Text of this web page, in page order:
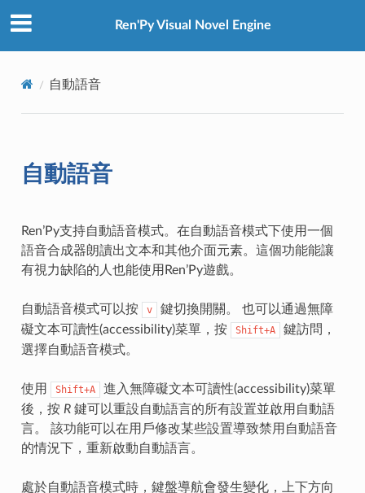
Ren'Py Visual Novel Engine
自動語音
自動語音
Ren’Py支持自動語音模式。在自動語音模式下使用一個
語音合成器朗讀出文本和其他介面元素。這個功能能讓
有視力缺陷的人也能使用Ren’Py遊戲。
自動語音模式可以按 v
鍵切換開關。 也可以通過無障
礙文本可讀性(accessibility)菜單，按
Shift+A
鍵訪問，
選擇自動語音模式。
使用 Shift+A
進入無障礙文本可讀性(accessibility)菜單
後，按 R鍵可以重設自動語言的所有設置並啟用自動語
言。 該功能可以在用戶修改某些設置導致禁用自動語音
的情況下，重新啟動自動語言。
處於自動語音模式時，鍵盤導航會發生變化，上下方向